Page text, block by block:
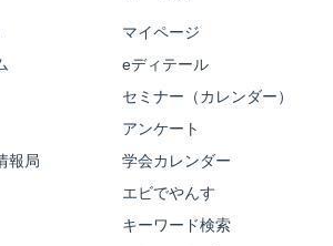
報局
マイページ
eディテール
セミナー（カレンダー）
アンケート
学会カレンダー
エビでやんす
キーワード検索